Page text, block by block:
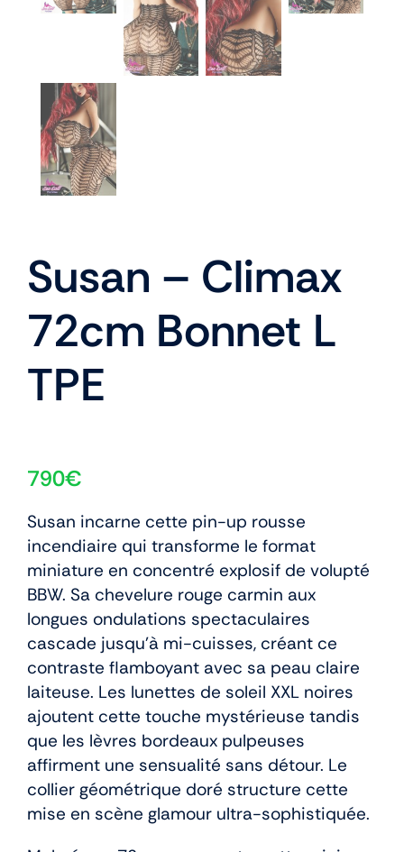
Susan – Climax
72cm Bonnet L
TPE
790€
Susan incarne cette pin-up rousse
incendiaire qui transforme le format
miniature en concentré explosif de volupté
BBW. Sa chevelure rouge carmin aux
longues ondulations spectaculaires
cascade jusqu’à mi-cuisses, créant ce
contraste flamboyant avec sa peau claire
laiteuse. Les lunettes de soleil XXL noires
ajoutent cette touche mystérieuse tandis
que les lèvres bordeaux pulpeuses
affirment une sensualité sans détour. Le
collier géométrique doré structure cette
mise en scène glamour ultra-sophistiquée.